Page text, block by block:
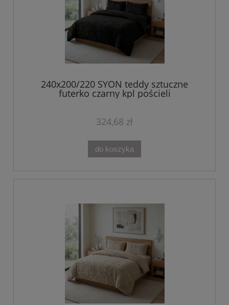
240x200/220 SYON teddy sztuczne
futerko czarny kpl pościeli
324,68 zł
do koszyka